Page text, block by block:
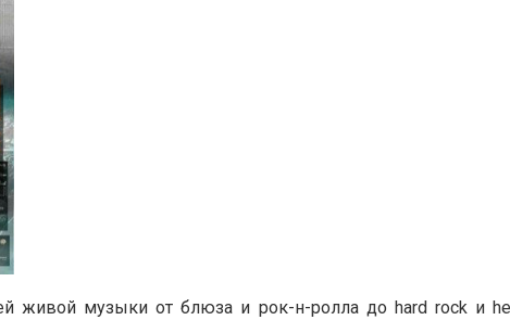
живой музыки от блюза и рок-н-ролла до hard rock и